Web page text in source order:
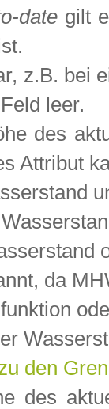
date gilt
z.B. bei
leer.
des
Attribut
da
den
des